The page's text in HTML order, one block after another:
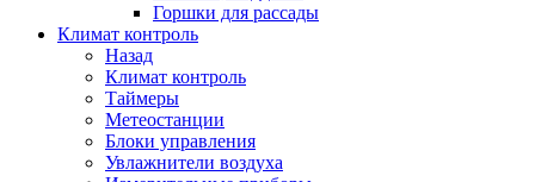
Горшки для рассады
Климат контроль
Назад
Климат контроль
Таймеры
Метеостанции
Блоки управления
Увлажнители воздуха